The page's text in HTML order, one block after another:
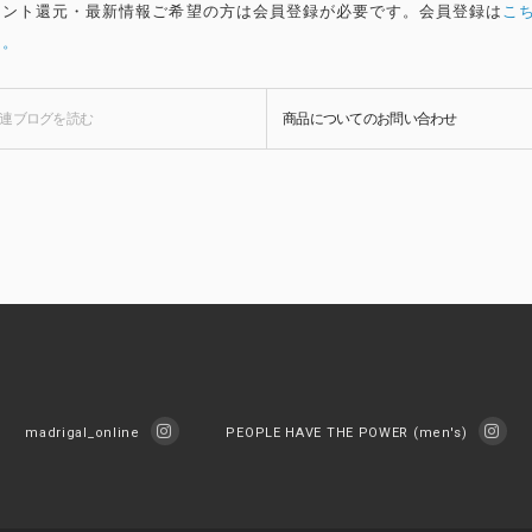
ト還元・最新情報ご希望の方は会員登録が必要です。会員登録は こ
ブログを読む 商品についてのお問い合わせ
madrigal_online PEOPLE HAVE THE POWER (men's)